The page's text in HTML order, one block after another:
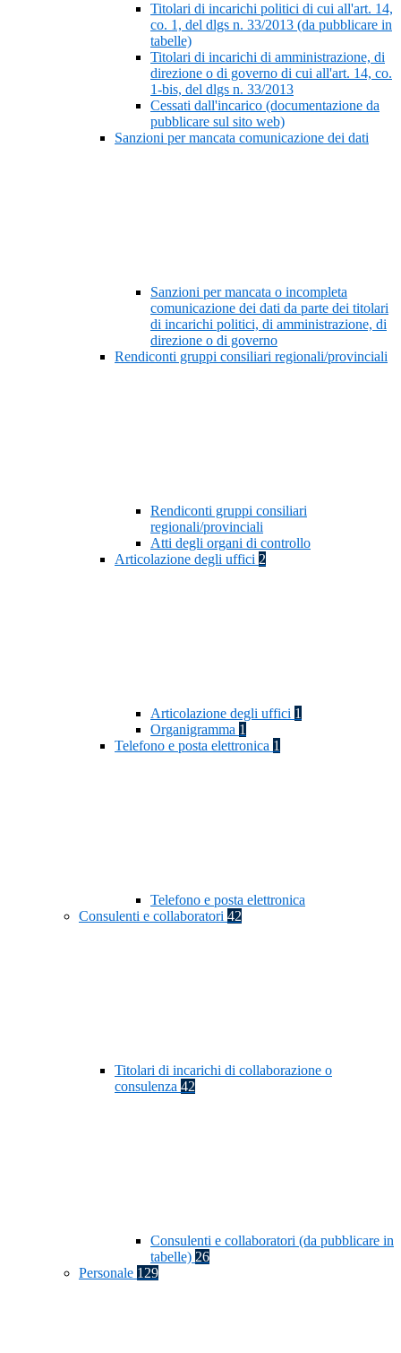
Titolari di incarichi politici di cui all'art. 14,
co. 1, del dlgs n. 33/2013 (da pubblicare in
tabelle)
Titolari di incarichi di amministrazione, di
direzione o di governo di cui all'art. 14, co.
1-bis, del dlgs n. 33/2013
Cessati dall'incarico (documentazione da
pubblicare sul sito web)
Sanzioni per mancata comunicazione dei dati
Sanzioni per mancata o incompleta
comunicazione dei dati da parte dei titolari
di incarichi politici, di amministrazione, di
direzione o di governo
Rendiconti gruppi consiliari regionali/provinciali
Rendiconti gruppi consiliari
regionali/provinciali
Atti degli organi di controllo
Articolazione degli uffici 2
Articolazione degli uffici 1
Organigramma 1
Telefono e posta elettronica 1
Telefono e posta elettronica
Consulenti e collaboratori 42
Titolari di incarichi di collaborazione o
consulenza 42
Consulenti e collaboratori (da pubblicare in
tabelle) 26
Personale 129